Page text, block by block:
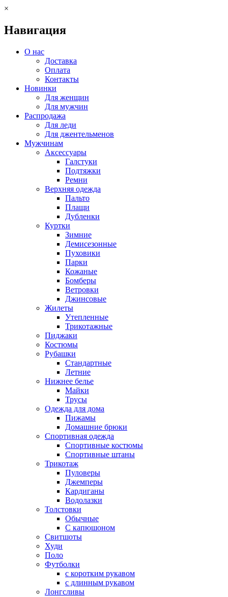
×
Навигация
О нас
Доставка
Оплата
Контакты
Новинки
Для женщин
Для мужчин
Распродажа
Для леди
Для джентельменов
Мужчинам
Аксессуары
Галстуки
Подтяжки
Ремни
Верхняя одежда
Пальто
Плащи
Дубленки
Куртки
Зимние
Демисезонные
Пуховики
Парки
Кожаные
Бомберы
Ветровки
Джинсовые
Жилеты
Утепленные
Трикотажные
Пиджаки
Костюмы
Рубашки
Стандартные
Летние
Нижнее белье
Майки
Трусы
Одежда для дома
Пижамы
Домашние брюки
Спортивная одежда
Спортивные костюмы
Спортивные штаны
Трикотаж
Пуловеры
Джемперы
Кардиганы
Водолазки
Толстовки
Обычные
С капюшоном
Свитшоты
Худи
Поло
Футболки
с коротким рукавом
с длинным рукавом
Лонгсливы